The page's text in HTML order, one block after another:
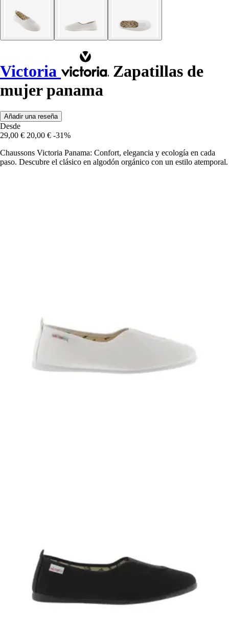
Victoria
Zapatillas de
mujer panama
Añadir una reseña
Desde
29,00 € 20,00 € -31%
Chaussons Victoria Panama: Confort, elegancia y ecología en cada
paso. Descubre el clásico en algodón orgánico con un estilo atemporal.